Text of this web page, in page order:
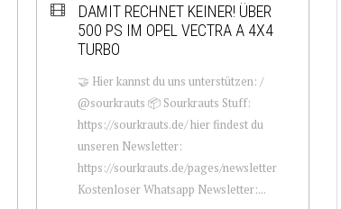
DAMIT RECHNET KEINER! ÜBER
500 PS IM OPEL VECTRA A 4X4
TURBO
🤝 Hier kannst du uns unterstützen: /
@sourkrauts 📦 Sourkrauts Stuff:
https://sourkrauts.de/ hier findest du
unseren Newsletter:
https://sourkrauts.de/pages/newsletter
Kostenloser Whatsapp Newsletter:...